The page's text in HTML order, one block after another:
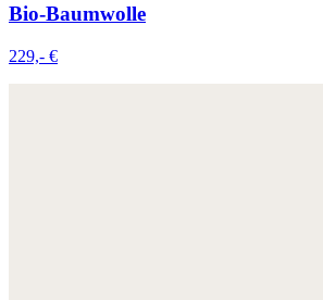
Bio-Baumwolle
229,- €